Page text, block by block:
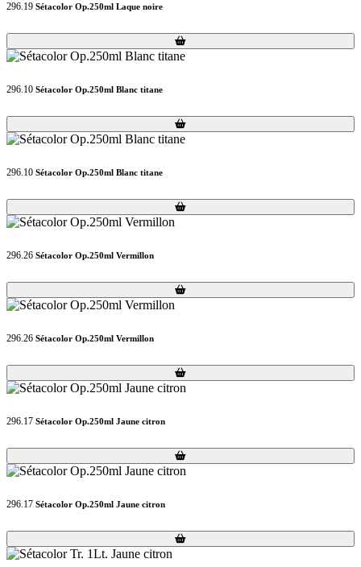
296.19 Sétacolor Op.250ml Laque noire
Loading...
Loading...
296.10 Sétacolor Op.250ml Blanc titane
Loading...
Loading...
296.10 Sétacolor Op.250ml Blanc titane
Loading...
Loading...
296.26 Sétacolor Op.250ml Vermillon
Loading...
Loading...
296.26 Sétacolor Op.250ml Vermillon
Loading...
Loading...
296.17 Sétacolor Op.250ml Jaune citron
Loading...
Loading...
296.17 Sétacolor Op.250ml Jaune citron
Loading...
Loading...